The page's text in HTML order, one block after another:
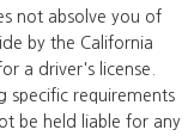
not absolve you of
by the California
a driver's license.
specific requirements
be held liable for any